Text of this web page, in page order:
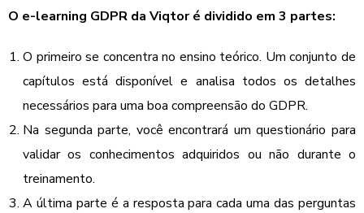
O e-learning GDPR da Viqtor é dividido em 3 partes:
O primeiro se concentra no ensino teórico. Um conjunto de
capítulos está disponível e analisa todos os detalhes
necessários para uma boa compreensão do GDPR.
Na segunda parte, você encontrará um questionário para
validar os conhecimentos adquiridos ou não durante o
treinamento.
A última parte é a resposta para cada uma das perguntas